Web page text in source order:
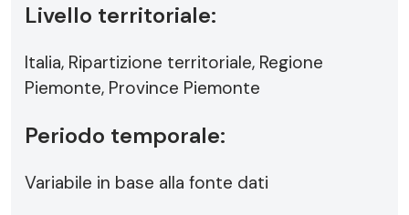
Livello territoriale:
Italia, Ripartizione territoriale, Regione
Piemonte, Province Piemonte
Periodo temporale:
Variabile in base alla fonte dati